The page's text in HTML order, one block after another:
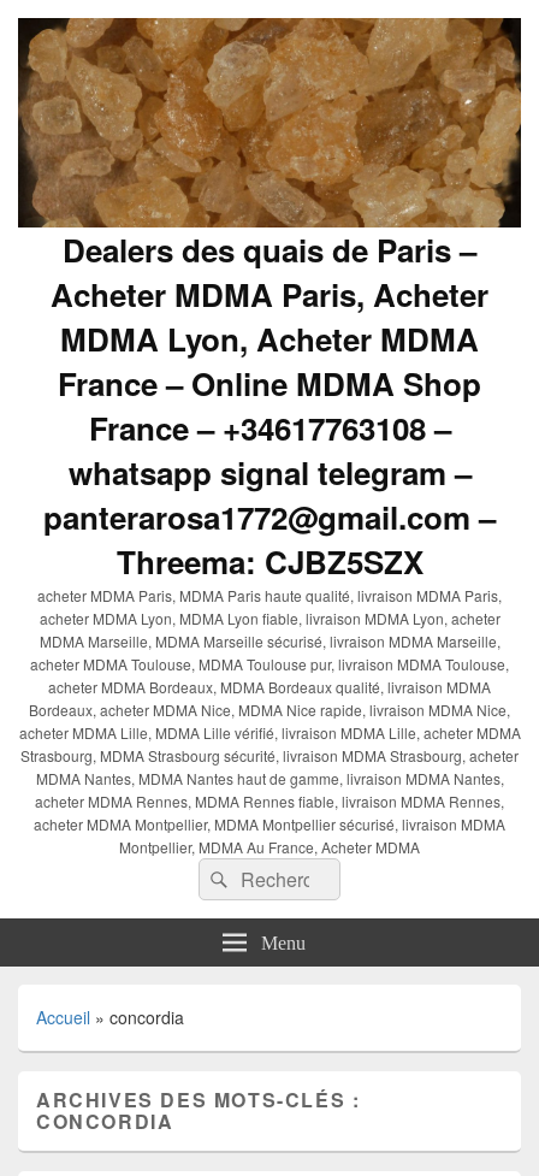
Dealers des quais de Paris –
Acheter MDMA Paris, Acheter
MDMA Lyon, Acheter MDMA
France – Online MDMA Shop
France – +34617763108 –
whatsapp signal telegram –
panterarosa1772@gmail.com –
Threema: CJBZ5SZX
acheter MDMA Paris, MDMA Paris haute qualité, livraison MDMA Paris,
acheter MDMA Lyon, MDMA Lyon fiable, livraison MDMA Lyon, acheter
MDMA Marseille, MDMA Marseille sécurisé, livraison MDMA Marseille,
acheter MDMA Toulouse, MDMA Toulouse pur, livraison MDMA Toulouse,
acheter MDMA Bordeaux, MDMA Bordeaux qualité, livraison MDMA
Bordeaux, acheter MDMA Nice, MDMA Nice rapide, livraison MDMA Nice,
acheter MDMA Lille, MDMA Lille vérifié, livraison MDMA Lille, acheter MDMA
Strasbourg, MDMA Strasbourg sécurité, livraison MDMA Strasbourg, acheter
MDMA Nantes, MDMA Nantes haut de gamme, livraison MDMA Nantes,
acheter MDMA Rennes, MDMA Rennes fiable, livraison MDMA Rennes,
acheter MDMA Montpellier, MDMA Montpellier sécurisé, livraison MDMA
Montpellier, MDMA Au France, Acheter MDMA
Recherche :
Rechercher
Menu
Accueil » concordia
ARCHIVES DES MOTS-CLÉS :
CONCORDIA